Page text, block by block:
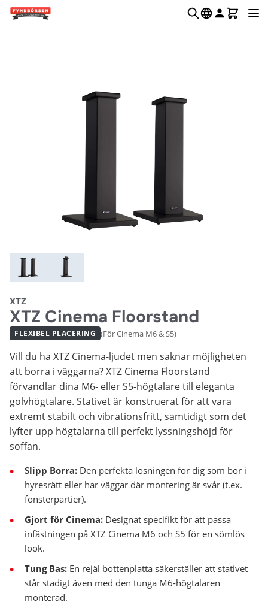
XTZ
XTZ Cinema Floorstand
FLEXIBEL PLACERING (För Cinema M6 & S5)
Vill du ha XTZ Cinema-ljudet men saknar möjligheten
att borra i väggarna? XTZ Cinema Floorstand
förvandlar dina M6- eller S5-högtalare till eleganta
golvhögtalare. Stativet är konstruerat för att vara
extremt stabilt och vibrationsfritt, samtidigt som det
lyfter upp högtalarna till perfekt lyssningshöjd för
soffan.
Slipp Borra: Den perfekta lösningen för dig som bor i
hyresrätt eller har väggar där montering är svår (t.ex.
fönsterpartier).
Gjort för Cinema: Designat specifikt för att passa
infästningen på XTZ Cinema M6 och S5 för en sömlös
look.
Tung Bas: En rejäl bottenplatta säkerställer att stativet
står stadigt även med den tunga M6-högtalaren
monterad.